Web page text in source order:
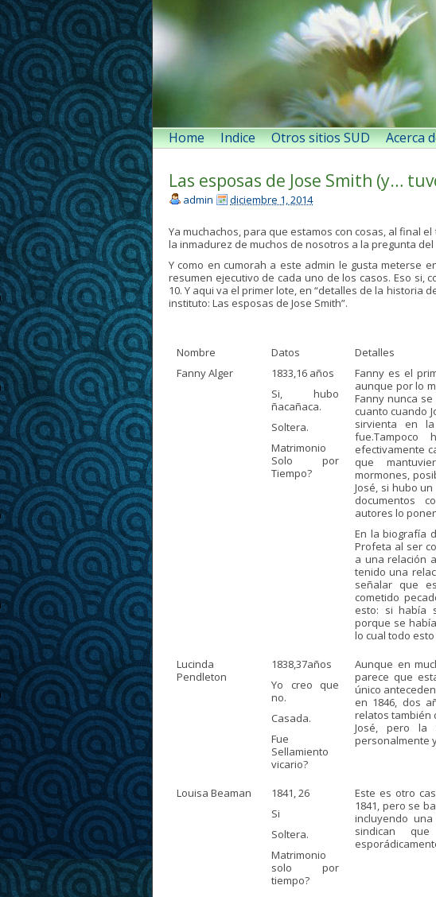
Home Indice Otros sitios SUD Acerca
Las esposas de Jose Smith (y…
admin diciembre 1, 2014
Ya muchachos, para que estamos con cosas, al final
la inmadurez de muchos de nosotros a la pregunta
Y como en cumorah a este admin le gusta meterse
resumen ejecutivo de cada uno de los casos. Eso si,
10. Y aqui va el primer lote, en “detalles de la historia
instituto: Las esposas de Jose Smith”.
Nombre Datos
Detalles
Fanny Alger
1833,16 años
Si, hubo
ñacañaca.
Soltera.
Matrimonio
Solo por
Tiempo?
Fanny es el
aunque por lo
Fanny nunca
cuanto cuando
sirvienta en
efectivamente
que
mormones,
José, si hubo
documentos
autores lo
En la biografía
Profeta al ser
a una relación
tenido una
señalar que
cometido
esto: si había
porque se
lo cual todo
Lucinda
Pendleton
1838,37años
Yo creo que
no.
Casada.
Fue
Sellamiento
vicario?
Aunque en
parece que
único
en 1846, dos
relatos también
José, pero la
personalmente
Louisa Beaman
1841, 26
Si
Soltera.
Matrimonio
solo por
tiempo?
Este es otro
1841, pero se
incluyendo
sindican